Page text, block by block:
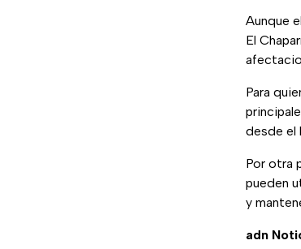
Aunque el
El
Para
desde el
Por otra
pueden
y
adn